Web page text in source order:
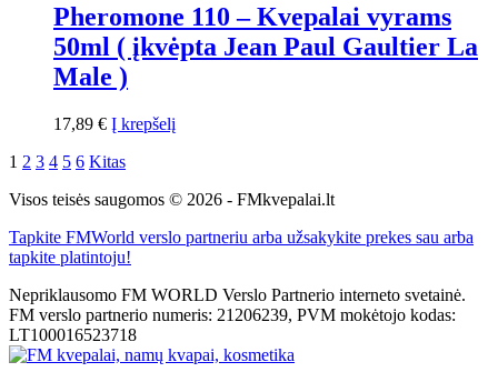
Pheromone 110 – Kvepalai vyrams
50ml ( įkvėpta Jean Paul Gaultier La
Male )
17,89 € Į krepšelį
1 2 3 4 5 6 Kitas
Visos teisės saugomos © 2026 - FMkvepalai.lt
Tapkite FMWorld verslo partneriu arba užsakykite prekes sau arba
tapkite platintoju!
Nepriklausomo FM WORLD Verslo Partnerio interneto svetainė.
FM verslo partnerio numeris: 21206239, PVM mokėtojo kodas:
LT100016523718